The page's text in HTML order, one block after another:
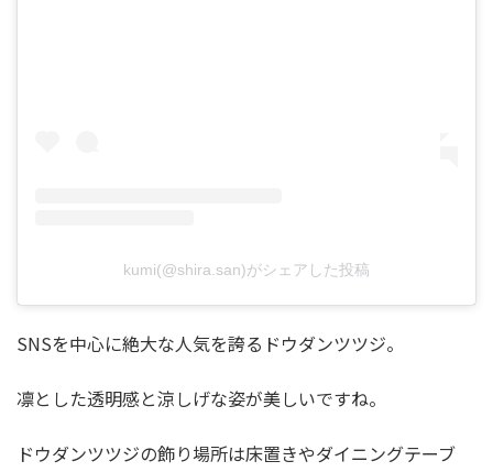
kumi(@shira.san)がシェアした投稿
SNSを中心に絶大な人気を誇るドウダンツツジ。
凛とした透明感と涼しげな姿が美しいですね。
ドウダンツツジの飾り場所は床置きやダイニングテーブ